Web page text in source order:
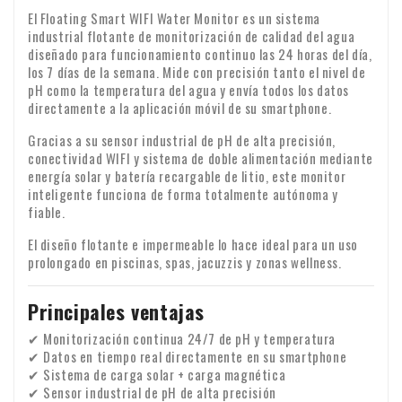
cuyo precinto haya sido roto por el consumidor.
Garantía: todos nuestros productos tienen una garantía de
dos años
podemos garantizar la hora exacta de la entrega.
Comprobación al recibir el pedido
Compruebe el contenido de su paquete inmediatamente
después de recibirlo. ¿Falta algún artículo o han llegado
productos dañados? Envíenos inmediatamente un correo
electrónico con su número de pedido y, si es posible, fotos
de los daños.
Transferencia del IVA para clientes
empresariales
¿Realiza un pedido desde Europa con fines comerciales? En
ese caso, es posible transferir el IVA. En ese caso, no le
cobraremos el IVA en la factura. Su número de IVA se
comprobará automáticamente. ¿Su número de IVA no
funciona? Póngase en contacto con nosotros.
Si tiene alguna pregunta sobre el envío u otros asuntos, no
electrónico: info@xpropool.com
El Floating Smart WIFI Water Monitor es un sistema
industrial flotante de monitorización de calidad del agua
diseñado para funcionamiento continuo las 24 horas del día,
los 7 días de la semana. Mide con precisión tanto el nivel de
pH como la temperatura del agua y envía todos los datos
directamente a la aplicación móvil de su smartphone.
Gracias a su sensor industrial de pH de alta precisión,
conectividad WIFI y sistema de doble alimentación mediante
energía solar y batería recargable de litio, este monitor
inteligente funciona de forma totalmente autónoma y
fiable.
El diseño flotante e impermeable lo hace ideal para un uso
prolongado en piscinas, spas, jacuzzis y zonas wellness.
Principales ventajas
✔ Monitorización continua 24/7 de pH y temperatura
✔ Datos en tiempo real directamente en su smartphone
✔ Sistema de carga solar + carga magnética
✔ Sensor industrial de pH de alta precisión